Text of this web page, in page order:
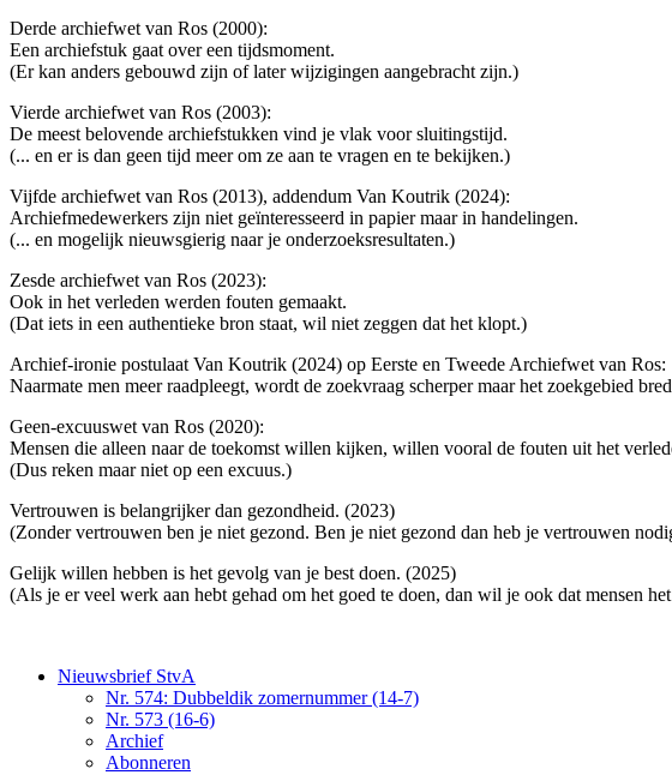
Derde archiefwet van Ros (2000):
Een archiefstuk gaat over een tijdsmoment.
(Er kan anders gebouwd zijn of later wijzigingen aangebracht zijn.)
Vierde archiefwet van Ros (2003):
De meest belovende archiefstukken vind je vlak voor sluitingstijd.
(... en er is dan geen tijd meer om ze aan te vragen en te bekijken.)
Vijfde archiefwet van Ros (2013), addendum Van Koutrik (2024):
Archiefmedewerkers zijn niet geïnteresseerd in papier maar in handelingen.
(... en mogelijk nieuwsgierig naar je onderzoeksresultaten.)
Zesde archiefwet van Ros (2023):
Ook in het verleden werden fouten gemaakt.
(Dat iets in een authentieke bron staat, wil niet zeggen dat het klopt.)
Archief-ironie postulaat Van Koutrik (2024) op Eerste en Tweede Archiefwet van Ros:
Naarmate men meer raadpleegt, wordt de zoekvraag scherper maar het zoekgebied
Geen-excuuswet van Ros (2020):
Mensen die alleen naar de toekomst willen kijken, willen vooral de fouten uit het
(Dus reken maar niet op een excuus.)
Vertrouwen is belangrijker dan gezondheid. (2023)
(Zonder vertrouwen ben je niet gezond. Ben je niet gezond dan heb je vertrouwen
Gelijk willen hebben is het gevolg van je best doen. (2025)
(Als je er veel werk aan hebt gehad om het goed te doen, dan wil je ook dat mensen
Nieuwsbrief StvA
Nr. 574: Dubbeldik zomernummer (14-7)
Nr. 573 (16-6)
Archief
Abonneren